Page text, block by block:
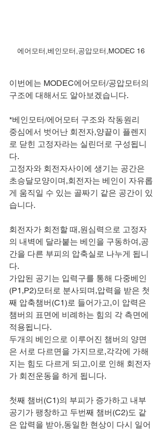
에어모터,베인모터,공압모터,MODEC 16
이번에는 MODEC에어모터/공압모터의
구조에 대해서도 알아보겠습니다.
*베인모터/에어모터 구조와 작동원리
중심에서 벗어난 회전자,양끝이 플렌지
로 닫힌 고정자라는 실린더로 구성됩니
다.
고정자와 회전자사이에 생기는 공간은
초승달모양이며,회전자는 베인이 자유롭
게 움직일 수 있는 골짜기 같은 공간이 있
습니다.
회전자가 회전할 때,원심력으로 고정자
의 내벽에 달라붙는 베인을 구동하여,공
간을 다른 부피의 압축실로 나누게 됩니
다.
가압된 공기는 입력구를 통해 다중베인
(P1,P2)모터로 분사되며,압력을 받은 첫
째 압축챔버(C1)로 들어가고,이 압력은
챔버의 표면에 비례하는 힘의 각 측면에
적용됩니다.
두개의 베인으로 이루어진 챔버의 양면
은 서로 다르면을 가지므로,각각에 가해
지는 힘도 다르게 되고,이로 인해 회전자
가 회전운동을 하게 됩니다.
첫째 챔버(C1)의 부피가 증가하고 내부
공기가 팽창하고 두번째 챔버(C2)도 같
은 압력을 받아,동일한 현상이 다시 일어